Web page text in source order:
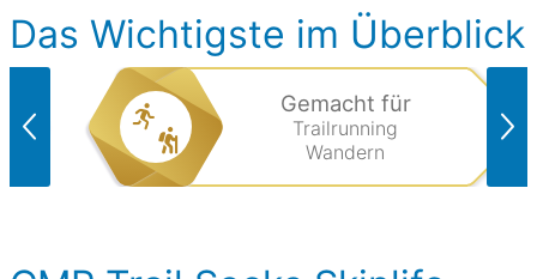
Das Wichtigste im Überblick
Gemacht für
Trailrunning
Wandern